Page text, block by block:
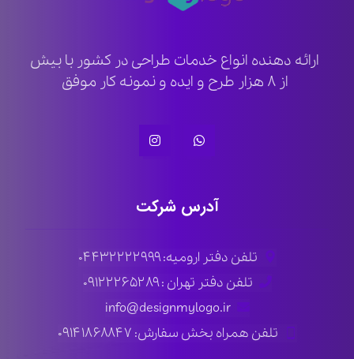
ارائه دهنده انواع خدمات طراحی در کشور با بیش
از ۸ هزار طرح و ایده و نمونه کار موفق
آدرس شرکت
تلفن دفتر ارومیه: ۰۴۴۳۲۲۲۲۹۹۹
تلفن دفتر تهران : ۰۹۱۲۲۲۶۵۲۸۹
info@designmylogo.ir
تلفن همراه بخش سفارش: ۰۹۱۴۱۸۶۸۸۴۷